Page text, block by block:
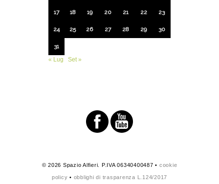
17 18 19 20 21 22 23
24 25 26 27 28 29 30
31
« Lug
Set »
© 2026 Spazio Alfieri. P.IVA 06340400487 • cookie
policy • obblighi di trasparenza L.124/2017